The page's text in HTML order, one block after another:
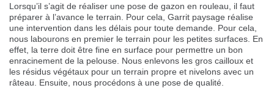
Lorsqu’il s’agit de réaliser une pose de gazon en rouleau, il faut
préparer à l’avance le terrain. Pour cela, Garrit paysage réalise
une intervention dans les délais pour toute demande. Pour cela,
nous labourons en premier le terrain pour les petites surfaces. En
effet, la terre doit être fine en surface pour permettre un bon
enracinement de la pelouse. Nous enlevons les gros cailloux et
les résidus végétaux pour un terrain propre et nivelons avec un
râteau. Ensuite, nous procédons à une pose de qualité.